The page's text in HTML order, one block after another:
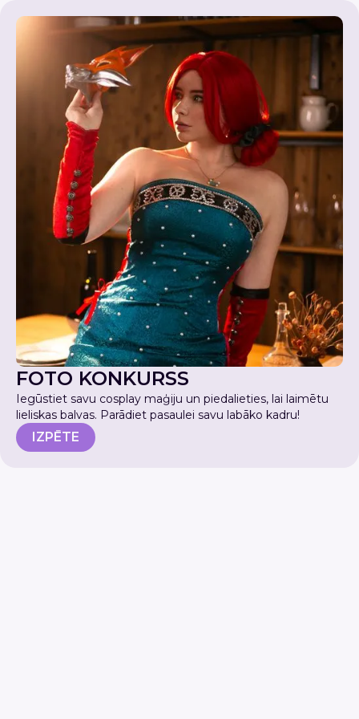
FOTO KONKURSS
Iegūstiet savu cosplay maģiju un piedalieties, lai laimētu
lieliskas balvas. Parādiet pasaulei savu labāko kadru!
IZPĒTE